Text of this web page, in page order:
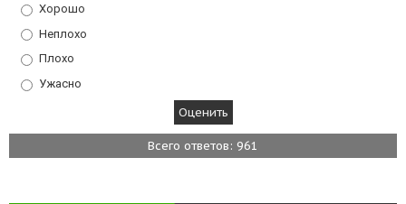
Хорошо
Неплохо
Плохо
Ужасно
Всего ответов: 961